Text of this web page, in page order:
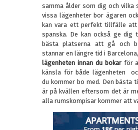
samma ålder som dig och vilka
vissa lägenheter bor ägaren
kan vara ett perfekt tillfälle att
spanska. De kan också ge dig
bästa platserna att gå och
stannar en längre tid i Barcelona,
lägenheten innan du bokarför
känsla för både lägenheten
du kommer bo med. Den bästa
är på kvällen eftersom det är
alla rumskompisar kommer att